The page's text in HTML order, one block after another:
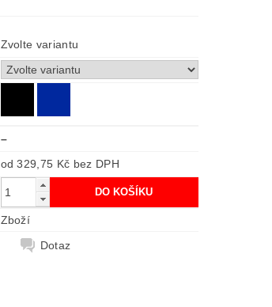
Zvolte variantu
–
od 329,75 Kč bez DPH
Zboží
Dotaz